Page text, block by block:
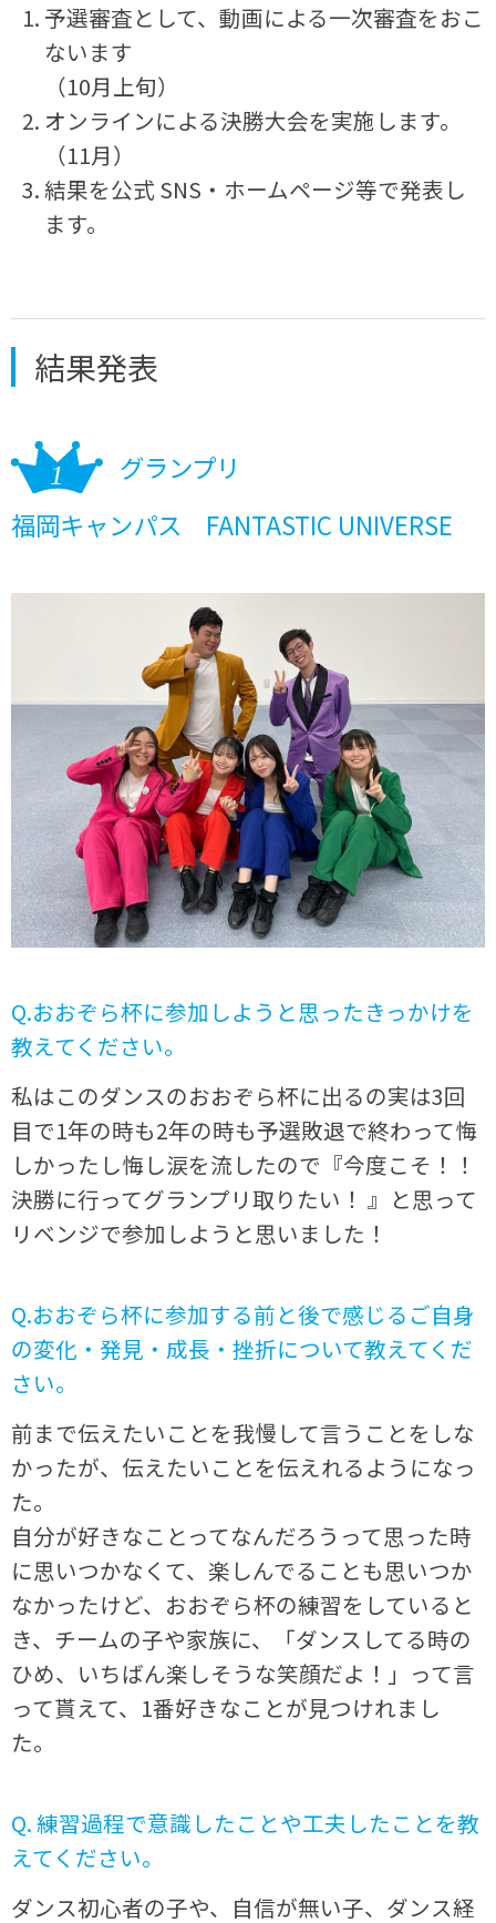
予選審査として、動画による一次審査をおこ
ないます
（10月上旬）
オンラインによる決勝大会を実施します。
（11月）
結果を公式 SNS・ホームページ等で発表し
ます。
結果発表
グランプリ
福岡キャンパス FANTASTIC UNIVERSE
Q.おおぞら杯に参加しようと思ったきっかけを
教えてください。
私はこのダンスのおおぞら杯に出るの実は3回
目で1年の時も2年の時も予選敗退で終わって悔
しかったし悔し涙を流したので『今度こそ！！
決勝に行ってグランプリ取りたい！ 』と思って
リベンジで参加しようと思いました！
Q.おおぞら杯に参加する前と後で感じるご自身
の変化・発見・成長・挫折について教えてくだ
さい。
前まで伝えたいことを我慢して言うことをしな
かったが、伝えたいことを伝えれるようになっ
た。
自分が好きなことってなんだろうって思った時
に思いつかなくて、楽しんでることも思いつか
なかったけど、おおぞら杯の練習をしていると
き、チームの子や家族に、「ダンスしてる時の
ひめ、いちばん楽しそうな笑顔だよ！」って言
って貰えて、1番好きなことが見つけれまし
た。
Q. 練習過程で意識したことや工夫したことを教
えてください。
ダンス初心者の子や、自信が無い子、ダンス経